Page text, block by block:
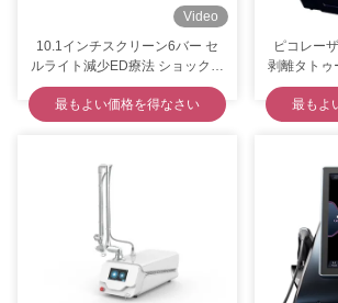
Video
10.1インチスクリーン6バー セ
ルライト減少ED療法 ショックウ
ェーブ治療機
最もよい価格を得なさい
ピコレー
剥離タトゥ
ード
最もよ
10in1 水素酸素機 冷却 皮膚ケア RF 超音